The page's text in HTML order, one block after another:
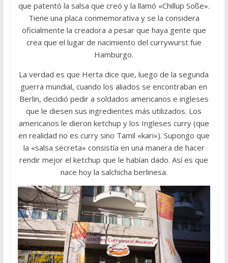
que patentó la salsa que creó y la llamó «Chillup Soße».
Tiene una placa conmemorativa y se la considera
oficialmente la creadora a pesar que haya gente que
crea que el lugar de nacimiento del currywurst fue
Hamburgo.
La verdad es que Herta dice que, luego de la segunda
guerra mundial, cuando los aliados se encontraban en
Berlin, decidió pedir a soldados americanos e ingleses
que le diesen sus ingredientes más utilizados. Los
americanos le dieron ketchup y los Ingleses curry (que
en realidad no es curry sino Tamil «kari»). Supongo que
la «salsa secreta» consistía en una manera de hacer
rendir mejor el ketchup que le habían dado. Así es que
nace hoy la salchicha berlinesa.